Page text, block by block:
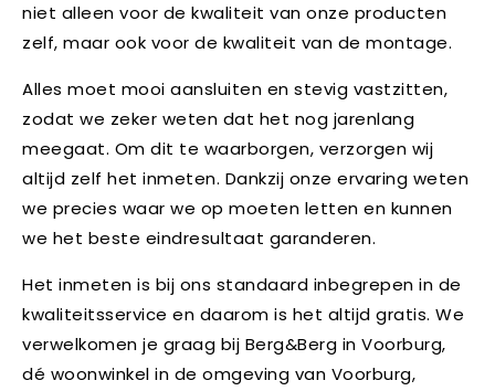
niet alleen voor de kwaliteit van onze producten
zelf, maar ook voor de kwaliteit van de montage.
Alles moet mooi aansluiten en stevig vastzitten,
zodat we zeker weten dat het nog jarenlang
meegaat. Om dit te waarborgen, verzorgen wij
altijd zelf het inmeten. Dankzij onze ervaring weten
we precies waar we op moeten letten en kunnen
we het beste eindresultaat garanderen.
Het inmeten is bij ons standaard inbegrepen in de
kwaliteitsservice en daarom is het altijd gratis. We
verwelkomen je graag bij Berg&Berg in Voorburg,
dé woonwinkel in de omgeving van Voorburg,